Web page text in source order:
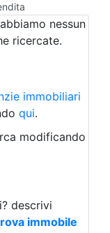
nessun
ricercate.
immobiliari
qui.
modificando
descrivi
immobile